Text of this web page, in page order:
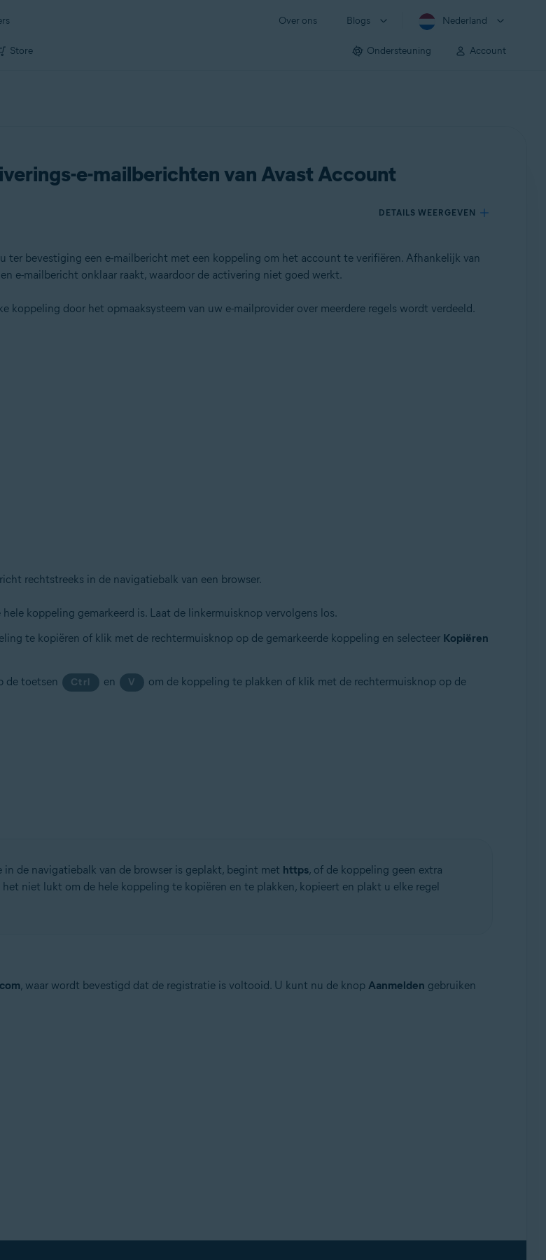
Over ons Blogs Nederland
Store Ondersteuning Account
e-mailberichten van Avast Account
DETAILS WEERGEVEN
ter bevestiging een e-mailbericht met een koppeling om het account te verifiëren. Afhankelijk van
e-mailbericht onklaar raakt, waardoor de activering niet goed werkt.
door het opmaaksysteem van uw e-mailprovider over meerdere regels wordt verdeeld.
rechtstreeks in de navigatiebalk van een browser.
koppeling gemarkeerd is. Laat de linkermuisknop vervolgens los.
te kopiëren of klik met de rechtermuisknop op de gemarkeerde koppeling en selecteer Kopiëren
de toetsen
Ctrl en V
om de koppeling te plakken of klik met de rechtermuisknop op de
de navigatiebalk van de browser is geplakt, begint met https, of de koppeling geen extra
niet lukt om de hele koppeling te kopiëren en te plakken, kopieert en plakt u elke regel
, waar wordt bevestigd dat de registratie is voltooid. U kunt nu de knop Aanmelden gebruiken